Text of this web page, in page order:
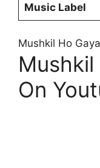
Music Label
Mushkil Ho
Mushkil
On